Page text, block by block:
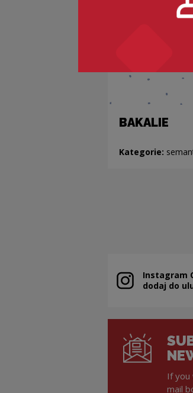
BAKALIE
Kategorie:
Instagram
dodaj do
Note, the link will
If
mail